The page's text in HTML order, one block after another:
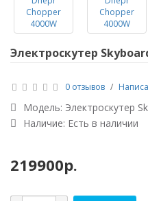
Электроскутер
0 отзывов /
Модель: Электроскутер
Наличие: Есть в наличии
219900р.